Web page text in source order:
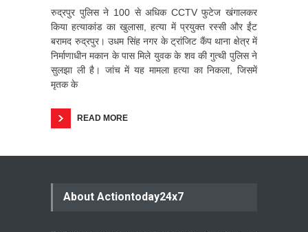
रुद्रपुर पुलिस ने 100 से अधिक CCTV फुटेज खंगालकर
किया हत्याकांड का खुलासा, हत्या में प्रयुक्त रस्सी और ईंट
बरामद रुद्रपुर। उधम सिंह नगर के ट्रांजिट कैंप थाना क्षेत्र में
निर्माणाधीन मकान के पास मिले युवक के शव की गुत्थी पुलिस ने
सुलझा ली है। जांच में यह मामला हत्या का निकला, जिसमें
मृतक के
READ MORE
About Actiontoday24x7